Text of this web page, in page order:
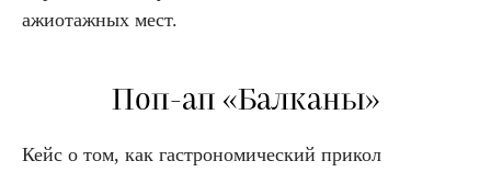
ажиотажных мест.
Поп-ап «Балканы»
Кейс о том, как гастрономический прикол